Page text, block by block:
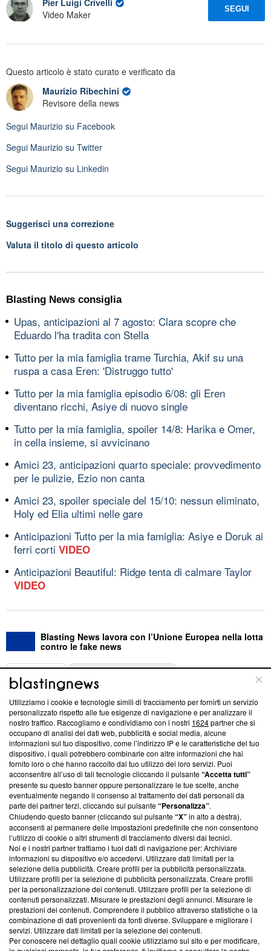
Pier Luigi Crivelli
Video Maker
SEGUI
Questo articolo è stato curato e verificato da
Maurizio Ribechini
Revisore della news
Segui Maurizio su Facebook
Segui Maurizio su Twitter
Segui Maurizio su Linkedin
Suggerisci una correzione
Valuta il titolo di questo articolo
Blasting News consiglia
Upas, anticipazioni al 7 agosto: Clara scopre che
Eduardo l'ha tradita con Stella
Tutto per la mia famiglia trame Turchia, Akif su una
ruspa a casa Eren: 'Distruggo tutto'
Tutto per la mia famiglia episodio 6/08: gli Eren
diventano ricchi, Asiye di nuovo single
Tutto per la mia famiglia, spoiler 14/8: Harika e Omer,
in cella insieme, si avvicinano
Amici 23, anticipazioni quarto speciale: provvedimento
per le pulizie, Ezio non canta
Amici 23, spoiler speciale del 15/10: nessun eliminato,
Holy ed Elia ultimi nelle gare
Anticipazioni Tutto per la mia famiglia: Asiye e Doruk ai
ferri corti VIDEO
Anticipazioni Beautiful: Ridge tenta di calmare Taylor
VIDEO
Blasting News lavora con l’Unione Europea nella lotta
contro le fake news
ABOUT
Questa sezione offre informazioni trasparenti su Blasting
News, sui nostri processi editoriali e su come ci impegniamo a
creare news di qualità. Inoltre, afferma la nostra aderenza a
‘Trust Project - News with Integrity’Blasting News non è
ancora membro del programma, ma ha richiesto di farne
parte; Trust Project non ha ancora effettuato una verifica di
conformità agli standard.
Su di noi
Team editoriale
Corporate
Redazione
Informativa Privacy
Cookie Policy
Blasting SA, IDI CHE-247.845.224, Via Carlo Frasca, 3 - 6900
Lugano (Svizzera) Tel:+39 0690258937
Utilizziamo i cookie e tecnologie simili di tracciamento per fornirti un servizio
personalizzato rispetto alle tue esigenze di navigazione e per analizzare il
nostro traffico. Raccogliamo e condividiamo con i nostri 1624partner che si
occupano di analisi dei dati web, pubblicità e social media, alcune
informazioni sul tuo dispositivo, come l’indirizzo IP e le caratteristiche del tuo
dispositivo, i quali potrebbero combinarle con altre informazioni che hai
fornito loro o che hanno raccolto dal tuo utilizzo dei loro servizi. Puoi
acconsentire all’uso di tali tecnologie cliccando il pulsante“Accetta tutti”
presente su questo banner oppure personalizzare le tue scelte, anche
eventualmente negando il consenso al trattamento dei dati personali da
parte dei partner terzi, cliccando sul pulsante“Personalizza”.
Chiudendo questo banner (cliccando sul pulsante“X”in alto a destra),
acconsenti al permanere delle impostazioni predefinite che non consentono
l’utilizzo di cookie o altri strumenti di tracciamento diversi dai tecnici.
Noi e i nostri partner trattiamo i tuoi dati di navigazione per: Archiviare
informazioni su dispositivo e/o accedervi. Utilizzare dati limitati per la
selezione della pubblicità. Creare profili per la pubblicità personalizzata.
Utilizzare profili per la selezione di pubblicità personalizzata. Creare profili
per la personalizzazione dei contenuti. Utilizzare profili per la selezione di
contenuti personalizzati. Misurare le prestazioni degli annunci. Misurare le
prestazioni dei contenuti. Comprendere il pubblico attraverso statistiche o la
combinazione di dati provenienti da fonti diverse. Sviluppare e migliorare i
servizi. Utilizzare dati limitati per la selezione dei contenuti.
Per conoscere nel dettaglio quali cookie utilizziamo sul sito e per modificare,